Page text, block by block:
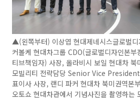
▲(왼쪽부터) 이상엽 현대제네시스글로벌
커볼케 현대차그룹 CDO(글로벌디자인본
티브책임자) 사장, 올라비시 보일 현대차 북
모빌리티 전략담당 Senior Vice
표이사 사장, 랜디 파커 현대차 북미권역본
오토쇼 현대차관에서 기념사진을 촬영하는